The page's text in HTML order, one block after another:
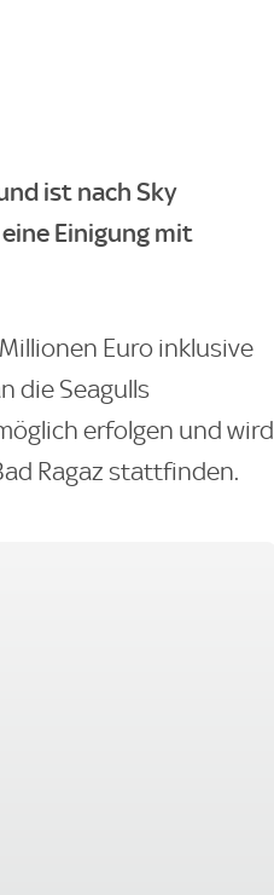
ist nach Sky
Einigung mit
Euro inklusive
die Seagulls
erfolgen und wird
Ragaz stattfinden.